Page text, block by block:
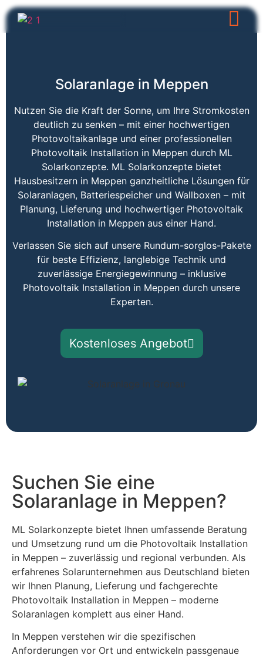
Solaranlage in Meppen
Nutzen Sie die Kraft der Sonne, um Ihre Stromkosten
deutlich zu senken – mit einer hochwertigen
Photovoltaikanlage und einer professionellen
Photovoltaik Installation in Meppen durch ML
Solarkonzepte. ML Solarkonzepte bietet
Hausbesitzern in Meppen ganzheitliche Lösungen für
Solaranlagen, Batteriespeicher und Wallboxen – mit
Planung, Lieferung und hochwertiger Photovoltaik
Installation in Meppen aus einer Hand.
Verlassen Sie sich auf unsere Rundum-sorglos-Pakete
für beste Effizienz, langlebige Technik und
zuverlässige Energiegewinnung – inklusive
Photovoltaik Installation in Meppen durch unsere
Experten.
Kostenloses Angebot
Suchen Sie eine
Solaranlage in Meppen?
ML Solarkonzepte bietet Ihnen umfassende Beratung
und Umsetzung rund um die Photovoltaik Installation
in Meppen – zuverlässig und regional verbunden. Als
erfahrenes Solarunternehmen aus Deutschland bieten
wir Ihnen Planung, Lieferung und fachgerechte
Photovoltaik Installation in Meppen – moderne
Solaranlagen komplett aus einer Hand.
In Meppen verstehen wir die spezifischen
Anforderungen vor Ort und entwickeln passgenaue